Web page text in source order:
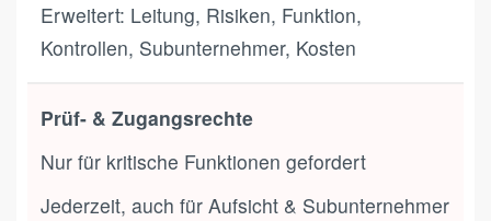
Erweitert: Leitung, Risiken, Funktion,
Kontrollen, Subunternehmer, Kosten
Prüf- & Zugangsrechte
Nur für kritische Funktionen gefordert
Jederzeit, auch für Aufsicht & Subunternehmer